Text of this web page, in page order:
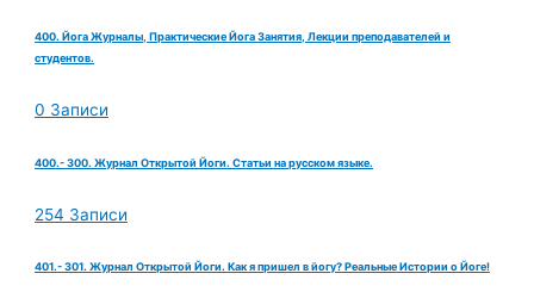
400. Йога Журналы, Практические Йога Занятия, Лекции преподавателей и
студентов.
0 Записи
400.- 300. Журнал Открытой Йоги. Статьи на русском языке.
254 Записи
401.- 301. Журнал Открытой Йоги. Как я пришел в йогу? Реальные Истории о Йоге!